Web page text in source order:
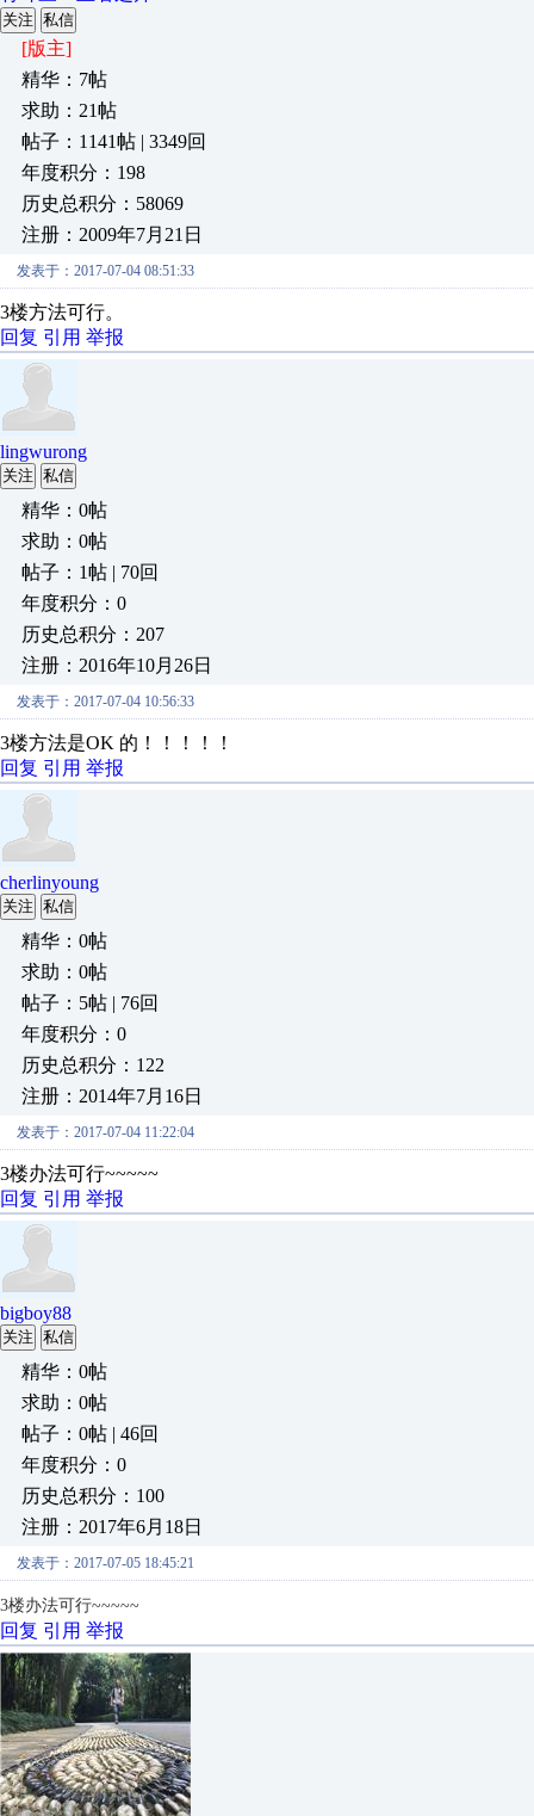
关注 私信
[版主]
精华：7帖
求助：21帖
帖子：1141帖 | 3349回
年度积分：198
历史总积分：58069
注册：2009年7月21日
发表于：2017-07-04 08:51:33
3楼方法可行。
回复 引用 举报
lingwurong
关注 私信
精华：0帖
求助：0帖
帖子：1帖 | 70回
年度积分：0
历史总积分：207
注册：2016年10月26日
发表于：2017-07-04 10:56:33
3楼方法是OK 的！！！！！
回复 引用 举报
cherlinyoung
关注 私信
精华：0帖
求助：0帖
帖子：5帖 | 76回
年度积分：0
历史总积分：122
注册：2014年7月16日
发表于：2017-07-04 11:22:04
3楼办法可行~~~~~
回复 引用 举报
bigboy88
关注 私信
精华：0帖
求助：0帖
帖子：0帖 | 46回
年度积分：0
历史总积分：100
注册：2017年6月18日
发表于：2017-07-05 18:45:21
3楼办法可行~~~~~
回复 引用 举报